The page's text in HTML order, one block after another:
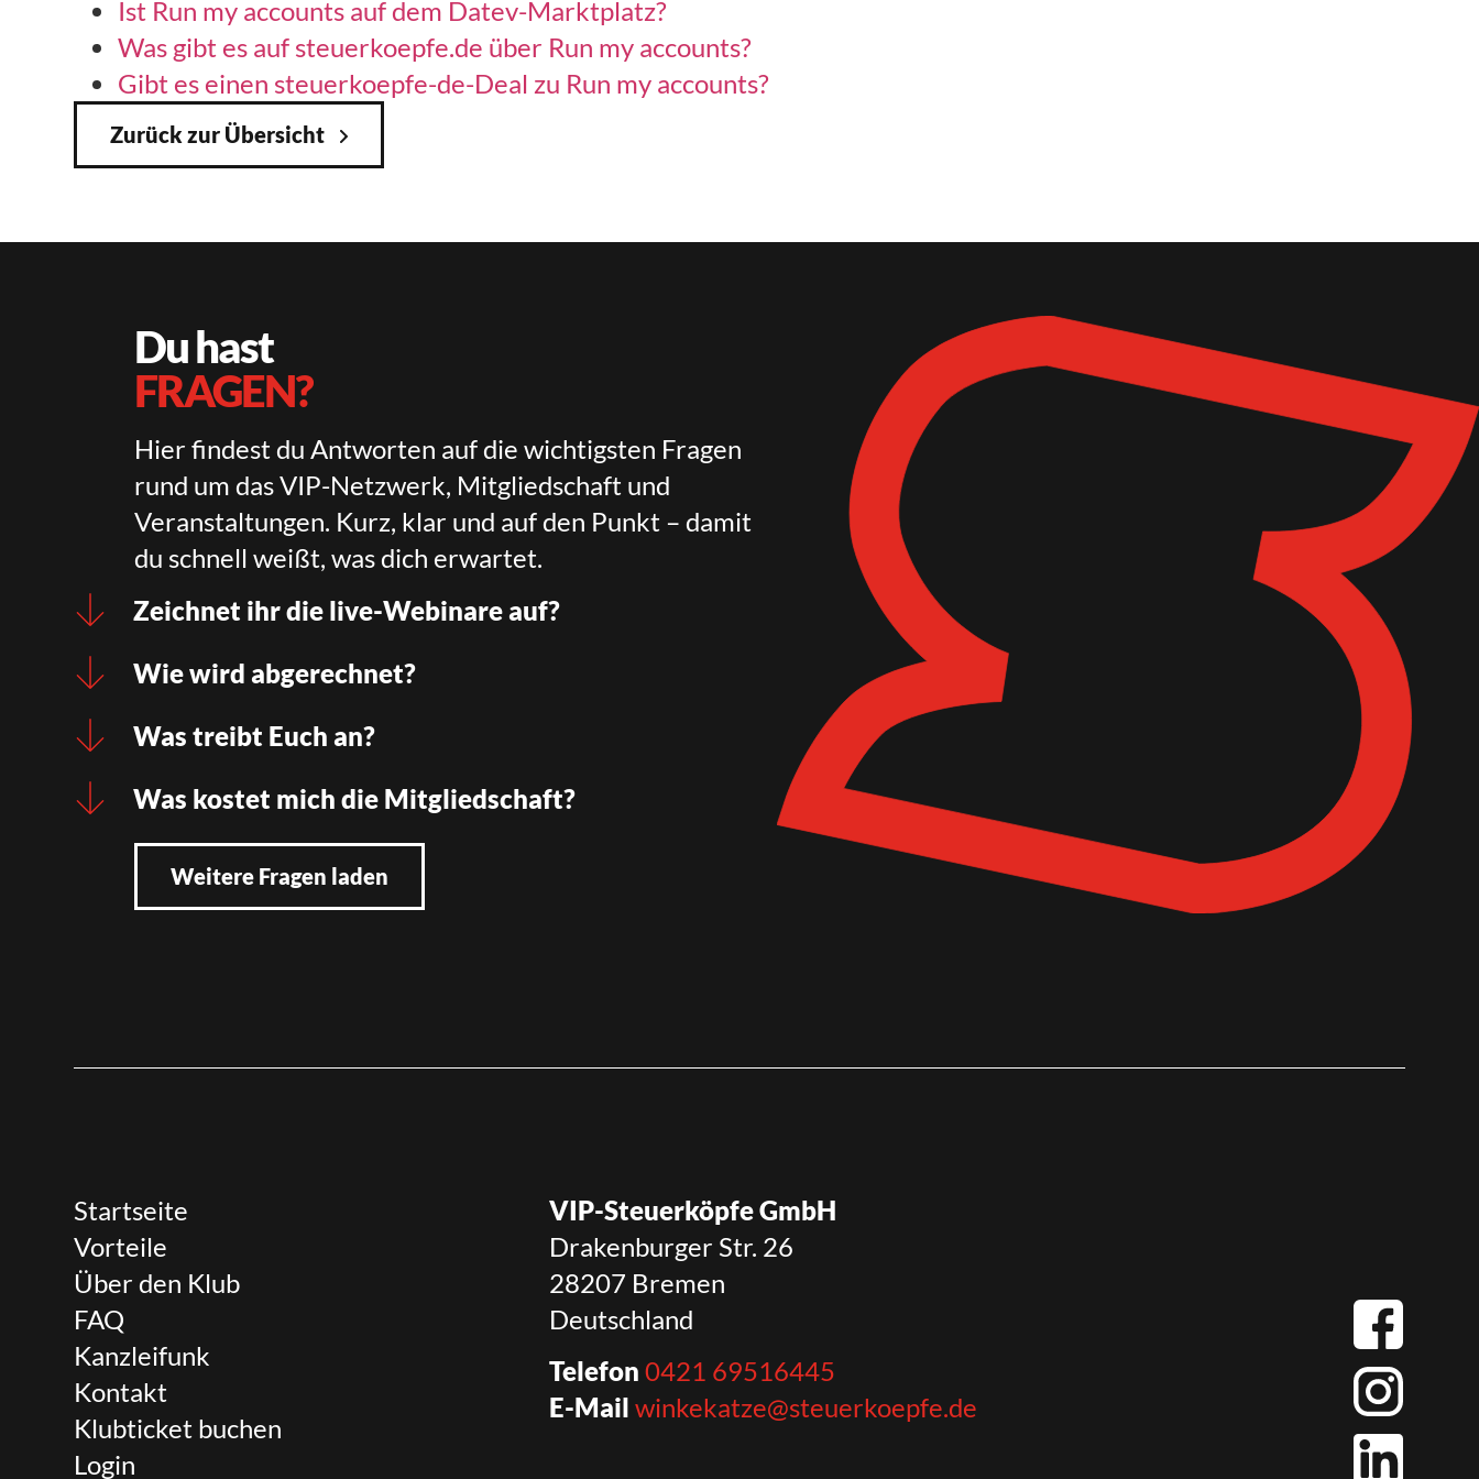
Ist Run my accounts auf dem Datev-Marktplatz?
Was gibt es auf steuerkoepfe.de über Run my accounts?
Gibt es einen steuerkoepfe-de-Deal zu Run my accounts?
Zurück zur Übersicht
Du hast
FRAGEN?
Hier findest du Antworten auf die wichtigsten Fragen
rund um das VIP-Netzwerk, Mitgliedschaft und
Veranstaltungen. Kurz, klar und auf den Punkt – damit
du schnell weißt, was dich erwartet.
Zeichnet ihr die live-Webinare auf?
Wie wird abgerechnet?
Was treibt Euch an?
Was kostet mich die Mitgliedschaft?
Weitere Fragen laden
Startseite
Vorteile
Über den Klub
FAQ
Kanzleifunk
Kontakt
Klubticket buchen
Login
VIP-Steuerköpfe GmbH
Drakenburger Str. 26
28207 Bremen
Deutschland
Telefon 0421 69516445
E-Mail winkekatze@steuerkoepfe.de